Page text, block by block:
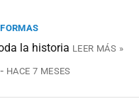
la historia LEER MÁS »
HACE 7 MESES